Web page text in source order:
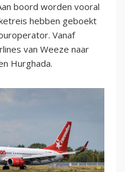
boord worden vooral
hebben geboekt
Vanaf
van Weeze naar
Hurghada.